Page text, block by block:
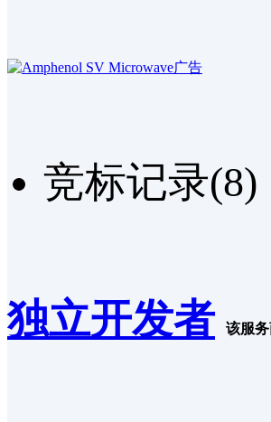
竞标记录(8)
独立开发者 该服